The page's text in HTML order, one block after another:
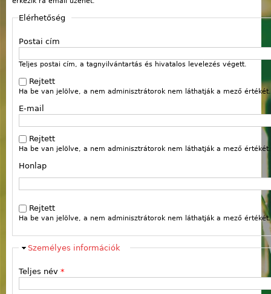
Elérhetőség
Postai cím
Teljes postai cím, a tagnyilvántartás és hivatalos levelezés végett.
Rejtett
Ha be van jelölve, a nem adminisztrátorok nem láthatják a mező értékét.
E-mail
Rejtett
Ha be van jelölve, a nem adminisztrátorok nem láthatják a mező értékét.
Honlap
Rejtett
Ha be van jelölve, a nem adminisztrátorok nem láthatják a mező értékét.
Elrejt
Személyes információk
Teljes név *